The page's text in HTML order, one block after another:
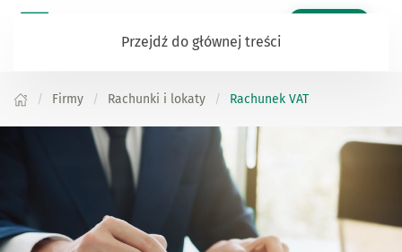
Przejdź do głównej treści
Firmy Rachunki i lokaty Rachunek VAT